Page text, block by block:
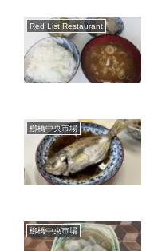
Red List Restaurant
柳橋中央市場
柳橋中央市場